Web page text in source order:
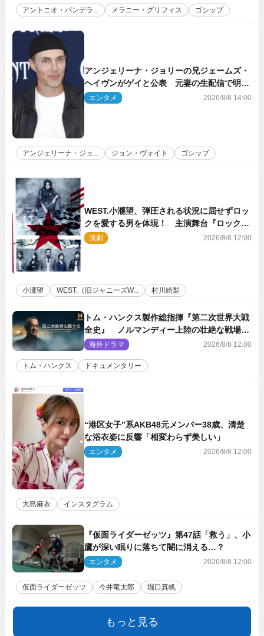
アントニオ・バンデラ... メラニー・グリフィス ゴシップ
アンジェリーナ・ジョリーの兄ジェームズ・
ヘイヴンがゲイと公表 元妻の生配信で明ら
かに
エンタメ 2026/8/8 14:00
アンジェリーナ・ジョ... ジョン・ヴォイト ゴシップ
WEST.小瀧望、弾圧される状況に屈せずロッ
クを愛する男を体現！ 主演舞台『ロックン
ロール』ビジュアル解禁
演劇 2026/8/8 12:00
小瀧望 WEST.（旧ジャニーズW... 村川絵梨
トム・ハンクス製作総指揮『第二次世界大戦
全史』 ノルマンディー上陸の壮絶な戦場を
収めた特別映像解禁
海外ドラマ 2026/8/8 12:00
トム・ハンクス ドキュメンタリー
“港区女子”系AKB48元メンバー38歳、清楚
な浴衣姿に反響「相変わらず美しい」
エンタメ 2026/8/8 12:00
大島麻衣 インスタグラム
『仮面ライダーゼッツ』第47話「救う」、小
鷹が深い眠りに落ちて闇に消える…？
エンタメ 2026/8/8 12:00
仮面ライダーゼッツ 今井竜太郎 堀口真帆
もっと見る